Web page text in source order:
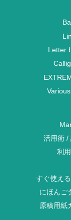
Letter
活用術 /
利
すぐ使え
にほんご
原稿用紙